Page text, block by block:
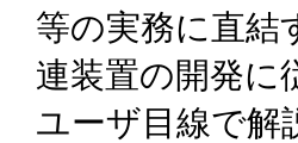
等の実務に直結
連装置の開発に
ユーザ目線で解